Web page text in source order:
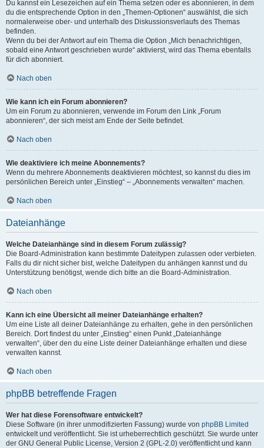
Du kannst ein Lesezeichen auf ein Thema setzen oder es abonnieren, in dem
du die entsprechende Option in den „Themen-Optionen“ auswählst, die sich
normalerweise ober- und unterhalb des Diskussionsverlaufs des Themas
befinden.
Wenn du bei der Antwort auf ein Thema die Option „Mich benachrichtigen,
sobald eine Antwort geschrieben wurde“ aktivierst, wird das Thema ebenfalls
für dich abonniert.
Nach oben
Wie kann ich ein Forum abonnieren?
Um ein Forum zu abonnieren, verwende im Forum den Link „Forum
abonnieren“, der sich meist am Ende der Seite befindet.
Nach oben
Wie deaktiviere ich meine Abonnements?
Wenn du mehrere Abonnements deaktivieren möchtest, so kannst du dies im
persönlichen Bereich unter „Einstieg“ – „Abonnements verwalten“ machen.
Nach oben
Dateianhänge
Welche Dateianhänge sind in diesem Forum zulässig?
Die Board-Administration kann bestimmte Dateitypen zulassen oder verbieten.
Falls du dir nicht sicher bist, welche Dateitypen du anhängen kannst und du
Unterstützung benötigst, wende dich bitte an die Board-Administration.
Nach oben
Kann ich eine Übersicht all meiner Dateianhänge erhalten?
Um eine Liste all deiner Dateianhänge zu erhalten, gehe in den persönlichen
Bereich. Dort findest du unter „Einstieg“ einen Punkt „Dateianhänge
verwalten“, über den du eine Liste deiner Dateianhänge erhalten und diese
verwalten kannst.
Nach oben
phpBB betreffende Fragen
Wer hat diese Forensoftware entwickelt?
Diese Software (in ihrer unmodifizierten Fassung) wurde von phpBB Limited
entwickelt und veröffentlicht. Sie ist urheberrechtlich geschützt. Sie wurde unter
der GNU General Public License, Version 2 (GPL-2.0) veröffentlicht und kann